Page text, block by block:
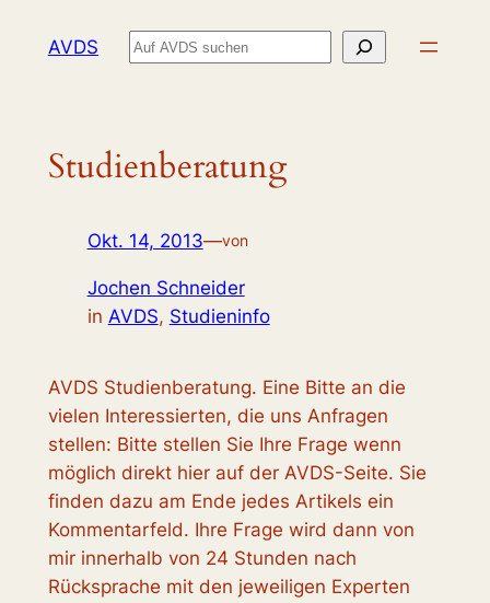
InhaltAVDS Suchen
Studienberatung
Okt. 14, 2013—von
Jochen Schneider
in AVDS, Studieninfo
AVDS Studienberatung. Eine Bitte an die
vielen Interessierten, die uns Anfragen
stellen: Bitte stellen Sie Ihre Frage wenn
möglich direkt hier auf der AVDS-Seite. Sie
finden dazu am Ende jedes Artikels ein
Kommentarfeld. Ihre Frage wird dann von
mir innerhalb von 24 Stunden nach
Rücksprache mit den jeweiligen Experten